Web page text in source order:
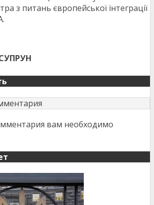
з питань європейської інтеграції
вам необходимо